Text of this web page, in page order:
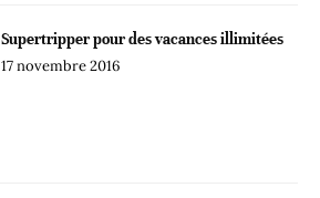
Supertripper pour des vacances illimitées
17 novembre 2016